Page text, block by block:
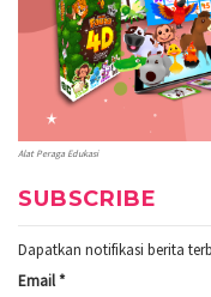
Alat Peraga Edukasi
SUBSCRIBE
Dapatkan notifikasi berita
Email *